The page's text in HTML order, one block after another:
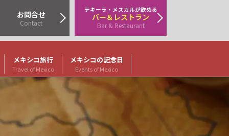
メキシコ旅行
Travel of Mexico
メキシコの記念日
Events of Mexico
お問合せ
Contact
テキーラ・メスカルが飲める
バー＆レストラン
Bar & Restaurant